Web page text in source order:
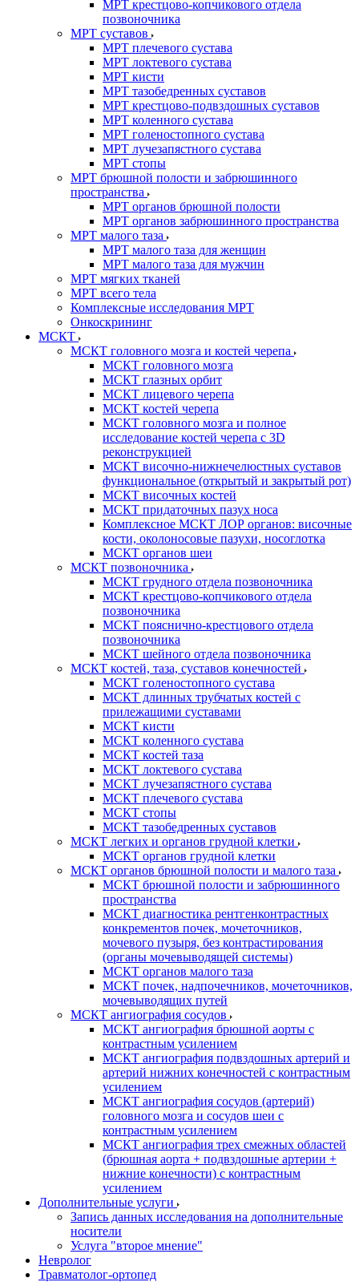
МРТ крестцово-копчикового отдела
позвоночника
МРТ суставов
МРТ плечевого сустава
МРТ локтевого сустава
МРТ кисти
МРТ тазобедренных суставов
МРТ крестцово-подвздошных суставов
МРТ коленного сустава
МРТ голеностопного сустава
МРТ лучезапястного сустава
МРТ стопы
МРТ брюшной полости и забрюшинного
пространства
МРТ органов брюшной полости
МРТ органов забрюшинного пространства
МРТ малого таза
МРТ малого таза для женщин
МРТ малого таза для мужчин
МРТ мягких тканей
МРТ всего тела
Комплексные исследования МРТ
Онкоскрининг
МСКТ
МСКТ головного мозга и костей черепа
МСКТ головного мозга
МСКТ глазных орбит
МСКТ лицевого черепа
МСКТ костей черепа
МСКТ головного мозга и полное
исследование костей черепа с 3D
реконструкцией
МСКТ височно-нижнечелюстных суставов
функциональное (открытый и закрытый рот)
МСКТ височных костей
МСКТ придаточных пазух носа
Комплексное МСКТ ЛОР органов: височные
кости, околоносовые пазухи, носоглотка
МСКТ органов шеи
МСКТ позвоночника
МСКТ грудного отдела позвоночника
МСКТ крестцово-копчикового отдела
позвоночника
МСКТ пояснично-крестцового отдела
позвоночника
МСКТ шейного отдела позвоночника
МСКТ костей, таза, суставов конечностей
МСКТ голеностопного сустава
МСКТ длинных трубчатых костей с
прилежащими суставами
МСКТ кисти
МСКТ коленного сустава
МСКТ костей таза
МСКТ локтевого сустава
МСКТ лучезапястного сустава
МСКТ плечевого сустава
МСКТ стопы
МСКТ тазобедренных суставов
МСКТ легких и органов грудной клетки
МСКТ органов грудной клетки
МСКТ органов брюшной полости и малого таза
МСКТ брюшной полости и забрюшинного
пространства
МСКТ диагностика рентгенконтрастных
конкрементов почек, мочеточников,
мочевого пузыря, без контрастирования
(органы мочевыводящей системы)
МСКТ органов малого таза
МСКТ почек, надпочечников, мочеточников,
мочевыводящих путей
МСКТ ангиография сосудов
МСКТ ангиография брюшной аорты с
контрастным усилением
МСКТ ангиография подвздошных артерий и
артерий нижних конечностей с контрастным
усилением
МСКТ ангиография сосудов (артерий)
головного мозга и сосудов шеи с
контрастным усилением
МСКТ ангиография трех смежных областей
(брюшная аорта + подвздошные артерии +
нижние конечности) с контрастным
усилением
Дополнительные услуги
Запись данных исследования на дополнительные
носители
Услуга "второе мнение"
Невролог
Травматолог-ортопед